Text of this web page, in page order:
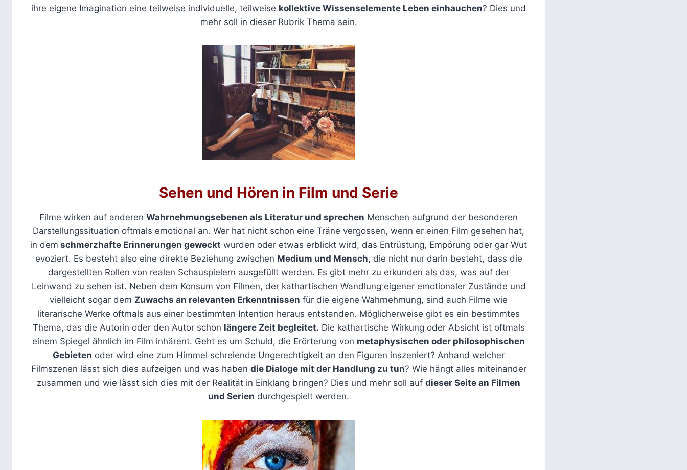
ihre eigene Imagination eine teilweise individuelle, teilweise kollektive Wissenselemente Leben einhauchen? Dies und
mehr soll in dieser Rubrik Thema sein.
Sehen und Hören in Film und Serie
Filme wirken auf anderenWahrnehmungsebenen als Literatur und sprechen Menschen aufgrund der besonderen
Darstellungssituation oftmals emotional an. Wer hat nicht schon eine Träne vergossen, wenn er einen Film gesehen hat,
in dem schmerzhafte Erinnerungen geweckt wurden oder etwas erblickt wird, das Entrüstung, Empörung oder gar Wut
evoziert. Es besteht also eine direkte Beziehung zwischen Medium und Mensch, die nicht nur darin besteht, dass die
dargestellten Rollen von realen Schauspielern ausgefüllt werden. Es gibt mehr zu erkunden als das, was auf der
Leinwand zu sehen ist. Neben dem Konsum von Filmen, der kathartischen Wandlung eigener emotionaler Zustände und
vielleicht sogar dem Zuwachs an relevanten Erkenntnissen für die eigene Wahrnehmung, sind auch Filme wie
literarische Werke oftmals aus einer bestimmten Intention heraus entstanden. Möglicherweise gibt es ein bestimmtes
Thema, das die Autorin oder den Autor schon längere Zeit begleitet. Die kathartische Wirkung oder Absicht ist oftmals
einem Spiegel ähnlich im Film inhärent. Geht es um Schuld, die Erörterung von metaphysischen oder philosophischen
Gebieten oder wird eine zum Himmel schreiende Ungerechtigkeit an den Figuren inszeniert? Anhand welcher
Filmszenen lässt sich dies aufzeigen und was haben die Dialoge mit der Handlung zu tun? Wie hängt alles miteinander
zusammen und wie lässt sich dies mit der Realität in Einklang bringen? Dies und mehr soll aufdieser Seite an Filmen
und Serien durchgespielt werden.